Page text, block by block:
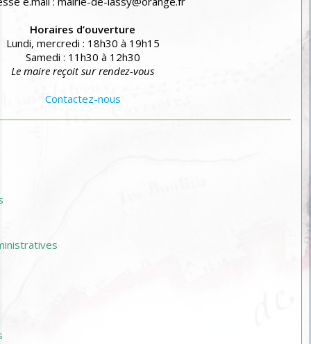
Horaires d’ouverture
Lundi, mercredi : 18h30 à 19h15
Samedi : 11h30 à 12h30
Le maire reçoit sur rendez-vous
Contactez-nous